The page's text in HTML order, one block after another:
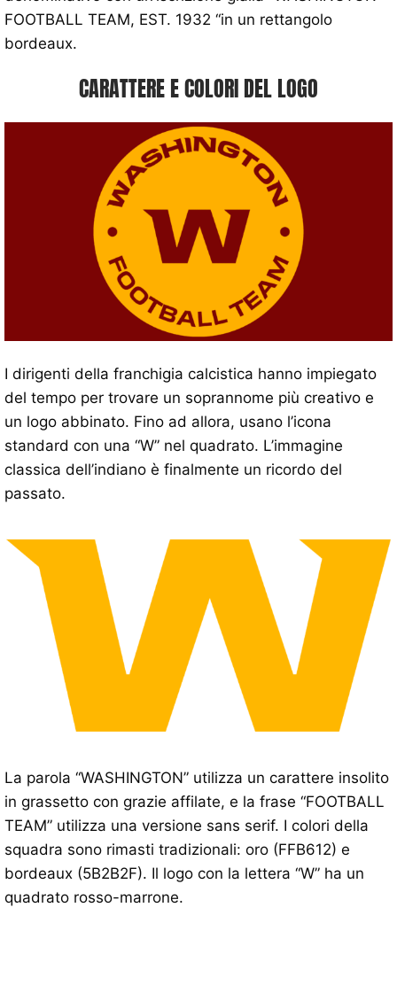
FOOTBALL TEAM, EST. 1932 “in un rettangolo
bordeaux.
CARATTERE E COLORI DEL LOGO
I dirigenti della franchigia calcistica hanno impiegato
del tempo per trovare un soprannome più creativo e
un logo abbinato. Fino ad allora, usano l’icona
standard con una “W” nel quadrato. L’immagine
classica dell’indiano è finalmente un ricordo del
passato.
La parola “WASHINGTON” utilizza un carattere insolito
in grassetto con grazie affilate, e la frase “FOOTBALL
TEAM” utilizza una versione sans serif. I colori della
squadra sono rimasti tradizionali: oro (FFB612) e
bordeaux (5B2B2F). Il logo con la lettera “W” ha un
quadrato rosso-marrone.